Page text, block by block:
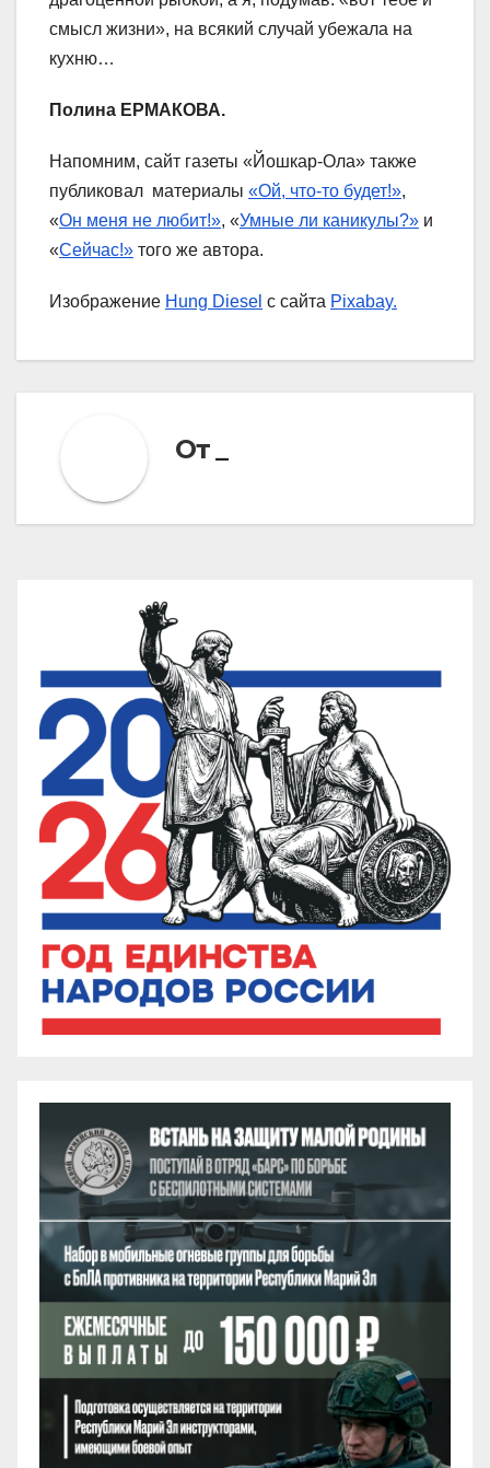
смысл жизни», на всякий случай убежала на
кухню…
Полина ЕРМАКОВА.
Напомним, сайт газеты «Йошкар-Ола» также
публиковал материалы «Ой, что-то будет!»,
«Он меня не любит!», «Умные ли каникулы?» и
«Сейчас!» того же автора.
Изображение Hung Diesel с сайта Pixabay.
От_